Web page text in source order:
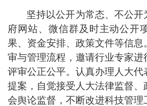
坚持以公开为常态、不公开
府网站、微信群及时主动公开
果、资金安排、政策文件等信息
审与管理流程，邀请行业专家进
评审公正公平。认真办理人大代
提案，自觉接受人大法律监督、
会舆论监督，不断改进科技管理